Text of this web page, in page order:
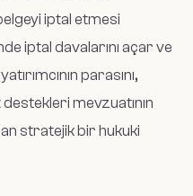
iptal etmesi
iptal davalarını açar ve
parasını,
destekleri mevzuatının
stratejik bir hukuki